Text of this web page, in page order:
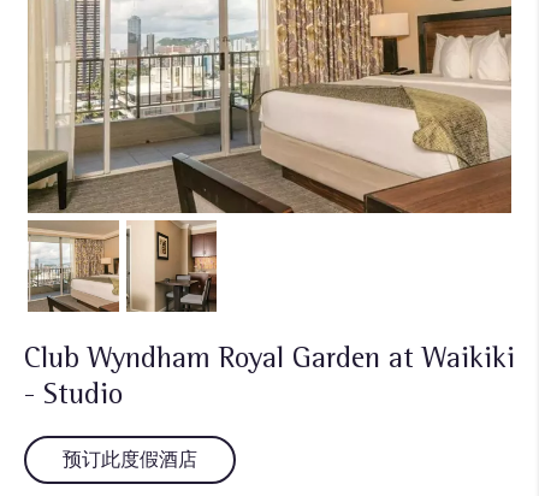
Club Wyndham Royal Garden at Waikiki
- Studio
预订此度假酒店